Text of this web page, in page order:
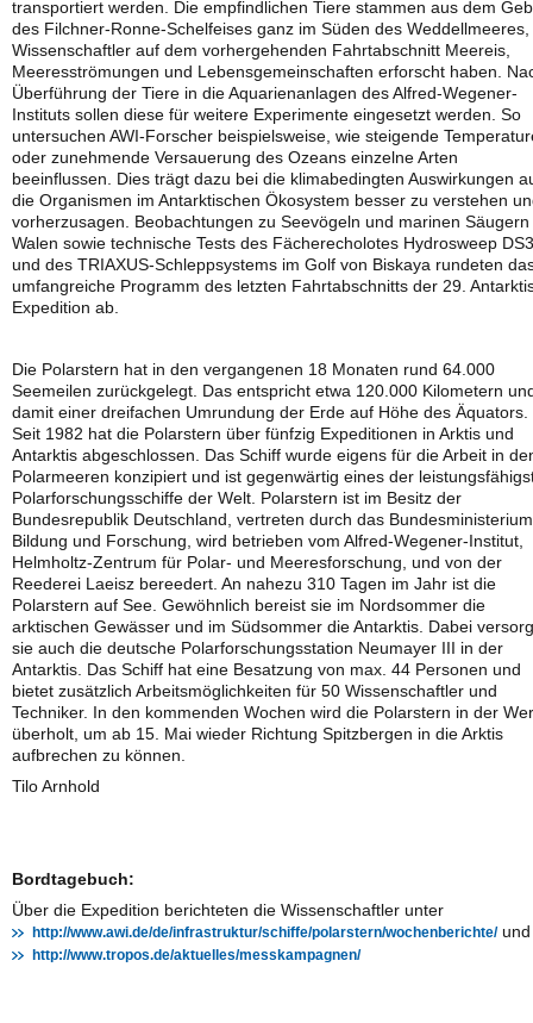
transportiert werden. Die empfindlichen Tiere stammen aus dem
des Filchner-Ronne-Schelfeises ganz im Süden des Weddellmeeres,
Wissenschaftler auf dem vorhergehenden Fahrtabschnitt Meereis,
Meeresströmungen und Lebensgemeinschaften erforscht haben.
Überführung der Tiere in die Aquarienanlagen des Alfred-Wegener-
Instituts sollen diese für weitere Experimente eingesetzt werden. So
untersuchen AWI-Forscher beispielsweise, wie steigende
oder zunehmende Versauerung des Ozeans einzelne Arten
beeinflussen. Dies trägt dazu bei die klimabedingten Auswirkungen
die Organismen im Antarktischen Ökosystem besser zu verstehen
vorherzusagen. Beobachtungen zu Seevögeln und marinen Säugern
Walen sowie technische Tests des Fächerecholotes Hydrosweep DS3
und des TRIAXUS-Schleppsystems im Golf von Biskaya rundeten
umfangreiche Programm des letzten Fahrtabschnitts der 29.
Expedition ab.
Die Polarstern hat in den vergangenen 18 Monaten rund 64.000
Seemeilen zurückgelegt. Das entspricht etwa 120.000 Kilometern
damit einer dreifachen Umrundung der Erde auf Höhe des Äquators.
Seit 1982 hat die Polarstern über fünfzig Expeditionen in Arktis und
Antarktis abgeschlossen. Das Schiff wurde eigens für die Arbeit in
Polarmeeren konzipiert und ist gegenwärtig eines der
Polarforschungsschiffe der Welt. Polarstern ist im Besitz der
Bundesrepublik Deutschland, vertreten durch das
Bildung und Forschung, wird betrieben vom Alfred-Wegener-Institut,
Helmholtz-Zentrum für Polar- und Meeresforschung, und von der
Reederei Laeisz bereedert. An nahezu 310 Tagen im Jahr ist die
Polarstern auf See. Gewöhnlich bereist sie im Nordsommer die
arktischen Gewässer und im Südsommer die Antarktis. Dabei
sie auch die deutsche Polarforschungsstation Neumayer III in der
Antarktis. Das Schiff hat eine Besatzung von max. 44 Personen und
bietet zusätzlich Arbeitsmöglichkeiten für 50 Wissenschaftler und
Techniker. In den kommenden Wochen wird die Polarstern in der
überholt, um ab 15. Mai wieder Richtung Spitzbergen in die Arktis
aufbrechen zu können.
Tilo Arnhold
Bordtagebuch:
Über die Expedition berichteten die Wissenschaftler unter
http://www.awi.de/de/infrastruktur/schiffe/polarstern/wochenberichte/und
http://www.tropos.de/aktuelles/messkampagnen/